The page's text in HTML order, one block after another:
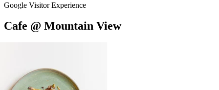
Google Visitor Experience
Cafe @ Mountain View